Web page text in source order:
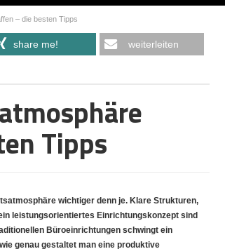
– die besten Tipps
share me! weiterleiten
Tipps
wichtiger denn je. Klare Strukturen,
leistungsorientiertes Einrichtungskonzept sind
Büroeinrichtungen schwingt ein
genau gestaltet man eine produktive